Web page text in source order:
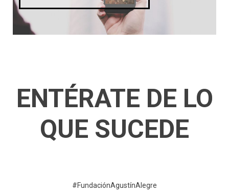
ENTÉRATE DE LO
QUE SUCEDE
#FundaciónAgustínAlegre